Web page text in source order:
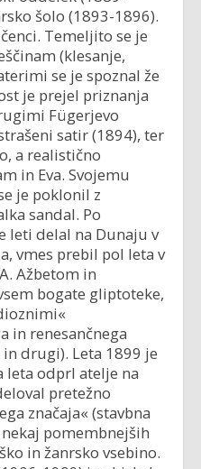
šolo (1893-1896).
Temeljito se je
(klesanje,
se je spoznal že
je prejel priznanja
Fügerjevo
satir (1894), ter
a realistično
in Eva. Svojemu
je poklonil z
sandal. Po
leti delal na Dunaju v
vmes prebil pol leta v
Ažbetom in
bogate gliptoteke,
in renesančnega
drugi). Leta 1899 je
leta odprl atelje na
pretežno
značaja« (stavbna
pomembnejših
in žanrsko vsebino.